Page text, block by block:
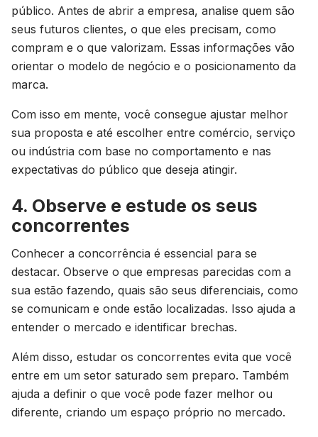
público. Antes de abrir a empresa, analise quem são
seus futuros clientes, o que eles precisam, como
compram e o que valorizam. Essas informações vão
orientar o modelo de negócio e o posicionamento da
marca.
Com isso em mente, você consegue ajustar melhor
sua proposta e até escolher entre comércio, serviço
ou indústria com base no comportamento e nas
expectativas do público que deseja atingir.
4. Observe e estude os seus
concorrentes
Conhecer a concorrência é essencial para se
destacar. Observe o que empresas parecidas com a
sua estão fazendo, quais são seus diferenciais, como
se comunicam e onde estão localizadas. Isso ajuda a
entender o mercado e identificar brechas.
Além disso, estudar os concorrentes evita que você
entre em um setor saturado sem preparo. Também
ajuda a definir o que você pode fazer melhor ou
diferente, criando um espaço próprio no mercado.